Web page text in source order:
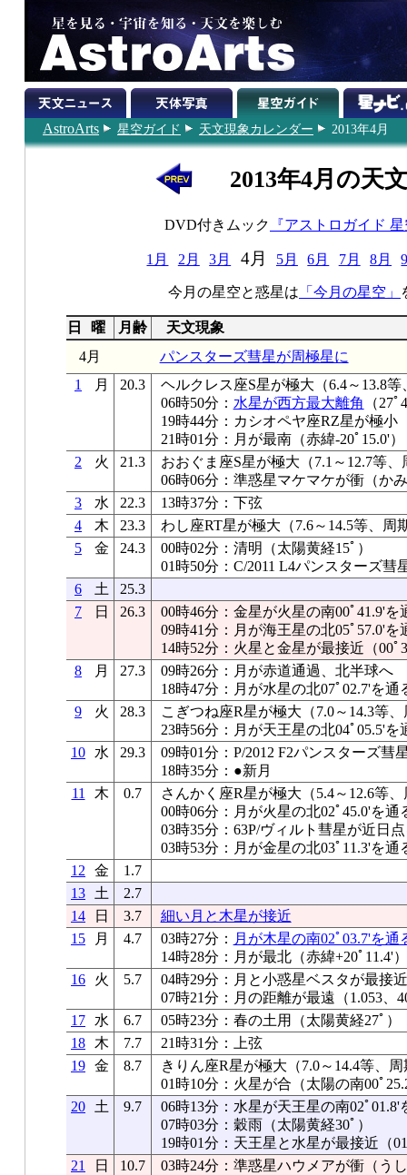
AstroArts 星空ガイド 天文現象カレンダー 2013年4月
2013年4月の天
DVD付きムック 『アストロガイド
1月 2月 3月 4月 5月 6月 7月 8月
今月の星空と惑星は 「今月の星空」
日 曜 月齢
天文現象
4月
パンスターズ彗星が周極星に
1
月 20.3
ヘルクレス座S星が極大（6.4～13.8等
06時50分： 水星が西方最大離角 （27
19時44分：カシオペヤ座RZ星が極小
21時01分：月が最南（赤緯-20ﾟ15.0'）
2
火 21.3
おおぐま座S星が極大（7.1～12.7等、
06時06分：準惑星マケマケが衝（か
3
水 22.3
13時37分：下弦
4
木 23.3
わし座RT星が極大（7.6～14.5等、周
5
金 24.3
00時02分：清明（太陽黄経15ﾟ）
01時50分：C/2011 L4パンスターズ彗
6
土
25.3
7
日 26.3
00時46分：金星が火星の南00ﾟ41.9'を
09時41分：月が海王星の北05ﾟ57.0'を
14時52分：火星と金星が最接近（00ﾟ
8
月 27.3
09時26分：月が赤道通過、北半球へ
18時47分：月が水星の北07ﾟ02.7'を通
9
火 28.3
こぎつね座R星が極大（7.0～14.3等
23時56分：月が天王星の北04ﾟ05.5'を
10
水 29.3
09時01分：P/2012 F2パンスターズ彗
18時35分：●新月
11
木 0.7
さんかく座R星が極大（5.4～12.6等
00時06分：月が火星の北02ﾟ45.0'を通
03時35分：63P/ヴィルト彗星が近日
03時53分：月が金星の北03ﾟ11.3'を通
12
金
1.7
13
土
2.7
14
日 3.7
細い月と木星が接近
15
月 4.7 03時27分： 月が木星の南02ﾟ03.7'を通
14時28分：月が最北（赤緯+20ﾟ11.4'）
16
火 5.7
04時29分：月と小惑星ベスタが最接
07時21分：月の距離が最遠（1.053、
17
水 6.7
05時23分：春の土用（太陽黄経27ﾟ）
18
木 7.7
21時31分：上弦
19 金 8.7
きりん座R星が極大（7.0～14.4等、周
01時10分：火星が合（太陽の南00ﾟ
20
土 9.7
06時13分：水星が天王星の南02ﾟ01.8'
07時03分：穀雨（太陽黄経30ﾟ）
19時01分：天王星と水星が最接近（
21
日 10.7
03時24分：準惑星ハウメアが衝（う